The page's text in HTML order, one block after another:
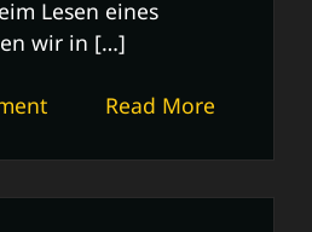
Lesen eines
wir in […]
Read More
on
Magie
des